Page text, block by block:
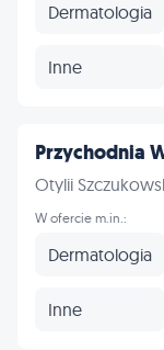
Dermatologia
Inne
Przychodnia
Otylii
W ofercie m.in.:
Dermatologia
Inne